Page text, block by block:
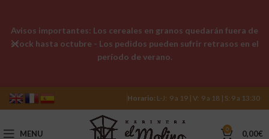
Horario: L-J: 9 a 19 | V: 9 a 18 | S: 9 a 13:30
MENU 0 0,00€
Avisos importantes: Los cereales en granos quedarán fuera de
stock hasta octubre - Los pedidos pueden sufrir retrasos en el
período de verano.